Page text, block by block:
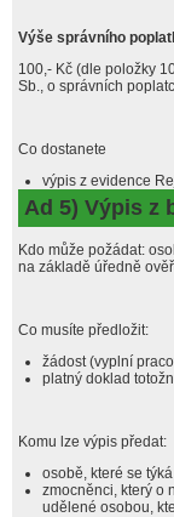
Výše správního
100,- Kč (dle položky
Sb., o správních
Co dostanete
výpis z evidence
Ad 5) Výpis z
Kdo může požádat:
na základě úředně
Co musíte předložit:
žádost (vyplní
platný doklad
Komu lze výpis předat:
osobě, které se týká
zmocněnci, který o
udělené osobou,